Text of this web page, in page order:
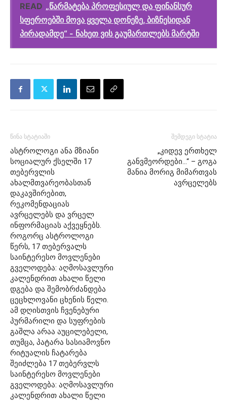
READ „წარმატება პროფესიულ და ფინანსურ
სფეროებში მოვა ყველა დონეზე, ბიზნესიდან
პირადამდე“ - ნახეთ ვის გაუმართლებს მარტში
წინა სტატიაში
ასტროლოგი ანა მზიანი
სოციალურ ქსელში 17
თებერვლის
ახალმთვარეობასთან
დაკავშირებით,
რეკომენდაციას
ავრცელებს და ვრცელ
ინფორმაციას აქვეყნებს.
როგორც ასტროლოგი
წერს, 17 თებერვალს
საინტერესო მოვლენები
გველოდება: აღმოსავლური
კალენდრით ახალი წელი
დგება და შემობრძანდება
ცეცხლოვანი ცხენის წელი.
ამ დღისთვის ჩვენებური
პურმარილი და სუფრების
გაშლა არაა აუცილებელი,
თუმცა, პატარა სასიამოვნო
რიტუალის ჩატარება
შეიძლება 17 თებერვლს
საინტერესო მოვლენები
გველოდება: აღმოსავლური
კალენდრით ახალი წელი
შემდეგი სტატია
„კიდევ ერთხელ
განვმეორდები…“ – გოგა
მანია მორიგ მიმართვას
ავრცელებს